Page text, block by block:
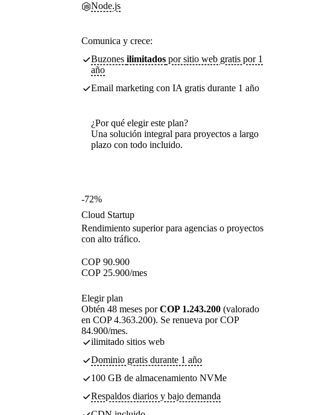
Node.js
Comunica y crece:
Buzones ilimitados por sitio web gratis por 1
año
Email marketing con IA gratis durante 1 año
¿Por qué elegir este plan?
Una solución integral para proyectos a largo
plazo con todo incluido.
-72%
Cloud Startup
Rendimiento superior para agencias o proyectos
con alto tráfico.
COP 90.900
COP 25.900/mes
Elegir plan
Obtén 48 meses porCOP 1.243.200 (valorado
en COP 4.363.200). Se renueva por COP
84.900/mes.
ilimitado sitios web
Dominio gratis durante 1 año
100 GB de almacenamiento NVMe
Respaldos diarios y bajo demanda